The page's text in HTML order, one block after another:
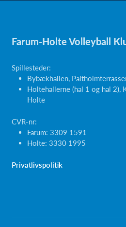
Farum-Holte Volleyball
Spillesteder:
Bybækhallen,
Holtehallerne (hal 1 og hal 2),
Holte
CVR-nr:
Farum: 3309 1591
Holte: 3330 1995
Privatlivspolitik